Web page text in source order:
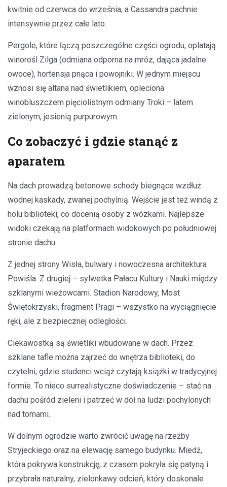
kwitnie od czerwca do września, a Cassandra pachnie
intensywnie przez całe lato.
Pergole, które łączą poszczególne części ogrodu, oplatają
winorośl Zilga (odmiana odporna na mróz, dająca jadalne
owoce), hortensja pnąca i powojniki. W jednym miejscu
wznosi się altana nad świetlikiem, opleciona
winobluszczem pięciolistnym odmiany Troki – latem
zielonym, jesienią purpurowym.
Co zobaczyć i gdzie stanąć z
aparatem
Na dach prowadzą betonowe schody biegnące wzdłuż
wodnej kaskady, zwanej pochylnią. Wejście jest też windą z
holu biblioteki, co docenią osoby z wózkami. Najlepsze
widoki czekają na platformach widokowych po południowej
stronie dachu.
Z jednej strony Wisła, bulwary i nowoczesna architektura
Powiśla. Z drugiej – sylwetka Pałacu Kultury i Nauki między
szklanymi wieżowcami. Stadion Narodowy, Most
Świętokrzyski, fragment Pragi – wszystko na wyciągnięcie
ręki, ale z bezpiecznej odległości.
Ciekawostką są świetliki wbudowane w dach. Przez
szklane tafle można zajrzeć do wnętrza biblioteki, do
czytelni, gdzie studenci wciąż czytają książki w tradycyjnej
formie. To nieco surrealistyczne doświadczenie – stać na
dachu pośród zieleni i patrzeć w dół na ludzi pochylonych
nad tomami.
W dolnym ogrodzie warto zwrócić uwagę na rzeźby
Stryjeckiego oraz na elewację samego budynku. Miedź,
która pokrywa konstrukcję, z czasem pokryła się patyną i
przybrała naturalny, zielonkawy odcień, który doskonale